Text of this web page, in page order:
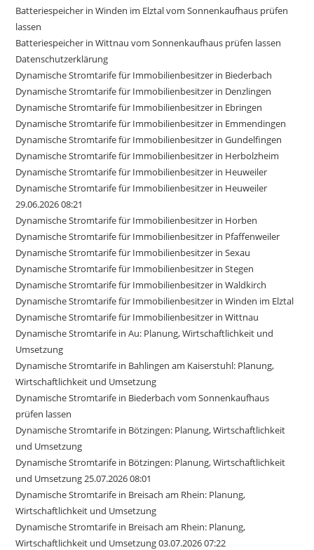
Batteriespeicher in Winden im Elztal vom Sonnenkaufhaus prüfen
lassen
Batteriespeicher in Wittnau vom Sonnenkaufhaus prüfen lassen
Datenschutzerklärung
Dynamische Stromtarife für Immobilienbesitzer in Biederbach
Dynamische Stromtarife für Immobilienbesitzer in Denzlingen
Dynamische Stromtarife für Immobilienbesitzer in Ebringen
Dynamische Stromtarife für Immobilienbesitzer in Emmendingen
Dynamische Stromtarife für Immobilienbesitzer in Gundelfingen
Dynamische Stromtarife für Immobilienbesitzer in Herbolzheim
Dynamische Stromtarife für Immobilienbesitzer in Heuweiler
Dynamische Stromtarife für Immobilienbesitzer in Heuweiler
29.06.2026 08:21
Dynamische Stromtarife für Immobilienbesitzer in Horben
Dynamische Stromtarife für Immobilienbesitzer in Pfaffenweiler
Dynamische Stromtarife für Immobilienbesitzer in Sexau
Dynamische Stromtarife für Immobilienbesitzer in Stegen
Dynamische Stromtarife für Immobilienbesitzer in Waldkirch
Dynamische Stromtarife für Immobilienbesitzer in Winden im Elztal
Dynamische Stromtarife für Immobilienbesitzer in Wittnau
Dynamische Stromtarife in Au: Planung, Wirtschaftlichkeit und
Umsetzung
Dynamische Stromtarife in Bahlingen am Kaiserstuhl: Planung,
Wirtschaftlichkeit und Umsetzung
Dynamische Stromtarife in Biederbach vom Sonnenkaufhaus
prüfen lassen
Dynamische Stromtarife in Bötzingen: Planung, Wirtschaftlichkeit
und Umsetzung
Dynamische Stromtarife in Bötzingen: Planung, Wirtschaftlichkeit
und Umsetzung 25.07.2026 08:01
Dynamische Stromtarife in Breisach am Rhein: Planung,
Wirtschaftlichkeit und Umsetzung
Dynamische Stromtarife in Breisach am Rhein: Planung,
Wirtschaftlichkeit und Umsetzung 03.07.2026 07:22